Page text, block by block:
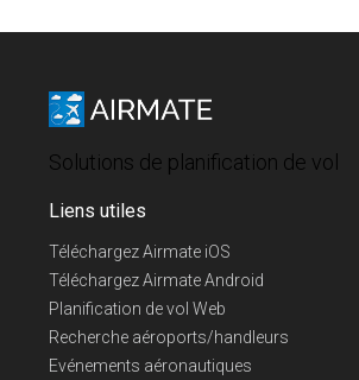
Solutions de planification de vol
Liens utiles
Téléchargez Airmate iOS
Téléchargez Airmate Android
Planification de vol Web
Recherche aéroports/handleurs
Evénements aéronautiques